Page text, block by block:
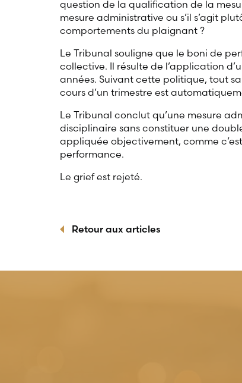
question de la qualification de la
mesure administrative ou s’il s’agit
comportements du plaignant ?
Le Tribunal souligne que le boni de
collective. Il résulte de l’application
années. Suivant cette politique, tout
cours d’un trimestre est
Le Tribunal conclut qu’une mesure
disciplinaire sans constituer une
appliquée objectivement, comme
performance.
Le grief est rejeté.
Retour aux articles